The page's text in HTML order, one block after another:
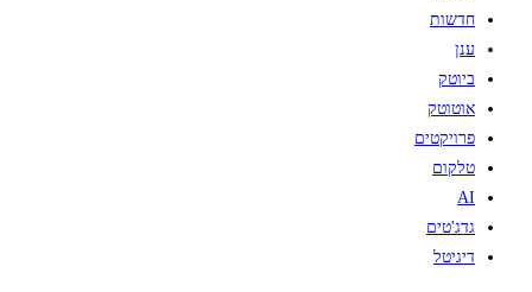
חדשות
ענן
ביוטק
אוטוטק
פרויקטים
טלקום
AI
גדג'טים
דיגיטל